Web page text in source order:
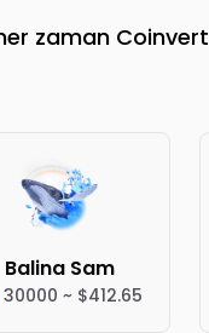
zaman
Balina Sam
30000 ~ $412.65